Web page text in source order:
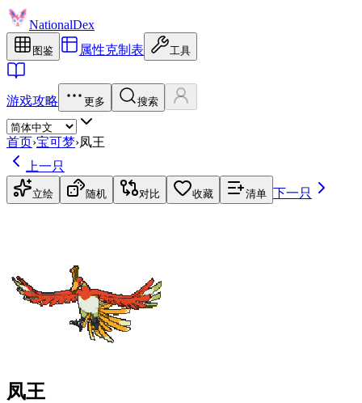
NationalDex
图鉴 属性克制表 工具
游戏攻略 更多 搜索
首页›宝可梦›凤王
上一只
立绘 随机 对比 收藏 清单 下一只
凤王